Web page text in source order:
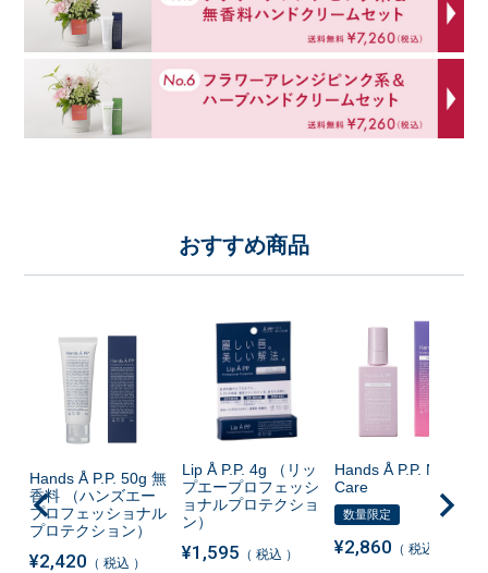
おすすめ商品
Hands Å P.P. 50g 無
香料 （ハンズエー
プロフェッショナル
プロテクション）
¥2,420 税込
Lip Å P.P. 4g （リッ
プエープロフェッシ
ョナルプロテクショ
ン）
¥1,595 税込
Hands Å P.P. Night
Care
数量限定
¥2,860 税込